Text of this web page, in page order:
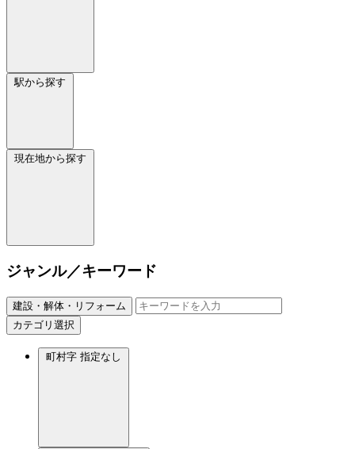
駅から探す
現在地から探す
ジャンル／キーワード
建設・解体・リフォーム
カテゴリ選択
町村字 指定なし